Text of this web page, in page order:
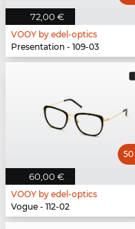
72,00 €
VOOY by edel-optics
Presentation - 109-03
60,00 €
50
VOOY by edel-optics
Vogue - 112-02